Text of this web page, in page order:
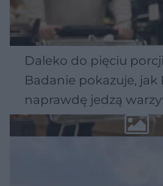
Daleko do pięciu
Badanie pokazuje, jak
naprawdę jedzą